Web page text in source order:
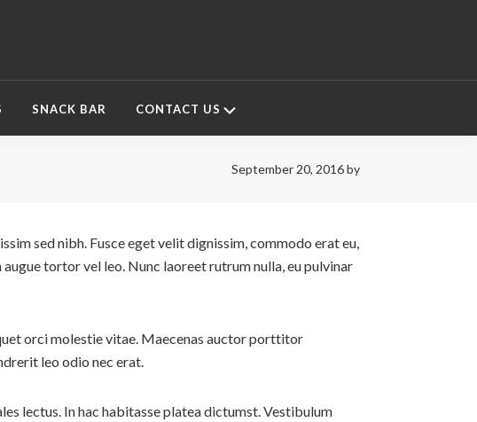
SNACK BAR CONTACT US
September 20, 2016by
sed nibh. Fusce eget velit dignissim, commodo erat eu,
tortor vel leo. Nunc laoreet rutrum nulla, eu pulvinar
orci molestie vitae. Maecenas auctor porttitor
leo odio nec erat.
lectus. In hac habitasse platea dictumst. Vestibulum